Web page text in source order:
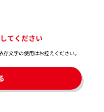
てください
文字の使用はお控えください。​